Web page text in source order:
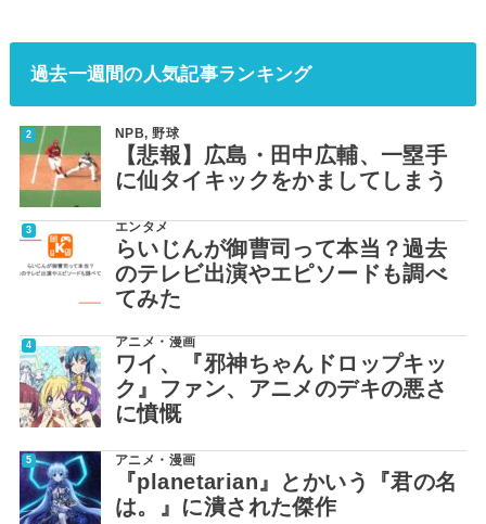
過去一週間の人気記事ランキング
NPB,野球
【悲報】広島・田中広輔、一塁手
に仙タイキックをかましてしまう
エンタメ
らいじんが御曹司って本当？過去
のテレビ出演やエピソードも調べ
てみた
アニメ・漫画
ワイ、『邪神ちゃんドロップキッ
ク』ファン、アニメのデキの悪さ
に憤慨
アニメ・漫画
『planetarian』とかいう『君の名
は。』に潰された傑作